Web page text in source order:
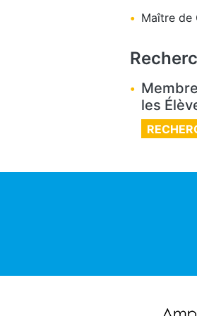
Maître de
Membre
les